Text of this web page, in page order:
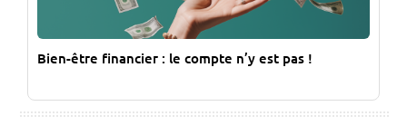
Bien-être financier : le compte n’y est pas !